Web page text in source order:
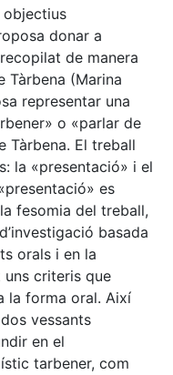
donar a
de manera
Tàrbena (Marina
representar una
o «parlar de
Tàrbena. El treball
la «presentació» i el
es
fesomia del treball,
basada
orals i en la
criteris que
la forma oral. Així
vessants
en el
tarbener, com